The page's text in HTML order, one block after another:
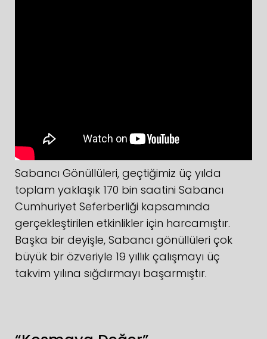
Sabancı Gönüllüleri, geçtiğimiz üç yılda
toplam yaklaşık 170 bin saatini Sabancı
Cumhuriyet Seferberliği kapsamında
gerçekleştirilen etkinlikler için harcamıştır.
Başka bir deyişle, Sabancı gönüllüleri çok
büyük bir özveriyle 19 yıllık çalışmayı üç
takvim yılına sığdırmayı başarmıştır.